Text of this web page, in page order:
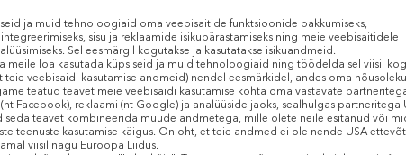
Sarnased tooted